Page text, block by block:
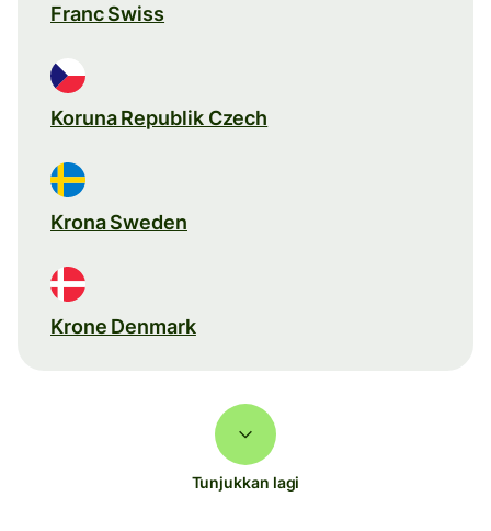
Franc Swiss
Koruna Republik Czech
Krona Sweden
Krone Denmark
Tunjukkan lagi